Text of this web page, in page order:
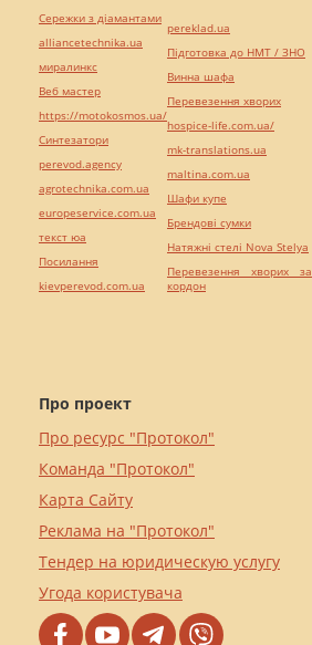
Про проект
Про ресурс "Протокол"
Команда "Протокол"
Карта Сайту
Реклама на "Протокол"
Тендер на юридическую услугу
Угода користувача
Сережки з діамантами
alliancetechnika.ua
миралинкс
Веб мастер
https://motokosmos.ua/
Синтезатори
perevod.agency
agrotechnika.com.ua
europeservice.com.ua
текст юа
Посилання
kievperevod.com.ua
pereklad.ua
Підготовка до НМТ / ЗНО
Винна шафа
Перевезення хворих
hospice-life.com.ua/
mk-translations.ua
maltina.com.ua
Шафи купе
Брендові сумки
Натяжні стелі Nova Stelya
Перевезення хворих за
кордон